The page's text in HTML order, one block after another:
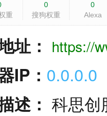
重
0
搜狗权重
0
Alexa
址： https://
IP： 0.0.0.0
述： 科思创